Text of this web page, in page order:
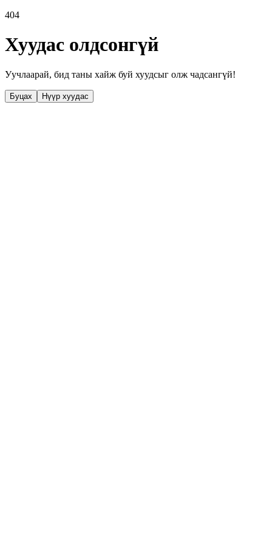
404
Хуудас олдсонгүй
Уучлаарай, бид таны хайж буй хуудсыг олж чадсангүй!
Буцах Нүүр хуудас